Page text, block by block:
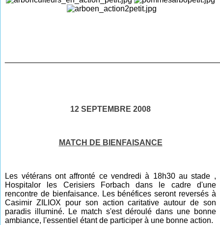
12 SEPTEMBRE 2008
MATCH DE BIENFAISANCE
Les vétérans ont affronté ce vendredi à 18h30 au stade ,
Hospitalor les Cerisiers Forbach dans le cadre d'une
rencontre de bienfaisance. Les bénéfices seront reversés à
Casimir ZILIOX pour son action caritative autour de son
paradis illuminé. Le match s'est déroulé dans une bonne
ambiance, l'essentiel étant de participer à une bonne action.